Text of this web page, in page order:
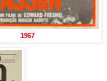
1967